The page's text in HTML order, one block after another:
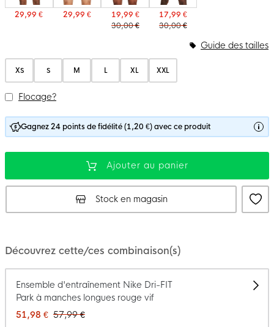
29,99 € 29,99 €
19,99 €
30,00 €
17,99 €
30,00 €
XS S M L XL XXL
Guide des tailles
Flocage?
Gagnez 24 points de fidélité (1,20 €) avec ce produit
Ajouter au panier
Stock en magasin
Découvrez cette/ces combinaison(s)
Ensemble d'entraînement Nike Dri-FIT
Park à manches longues rouge vif
51,98 € 57,99 €